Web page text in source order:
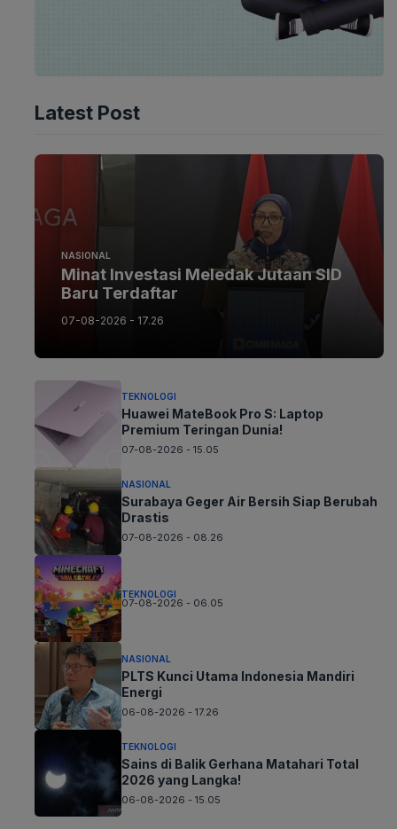
Latest Post
NASIONAL
Minat Investasi Meledak Jutaan SID
Baru Terdaftar
07-08-2026 - 17.26
TEKNOLOGI
Huawei MateBook Pro S: Laptop
Premium Teringan Dunia!
07-08-2026 - 15.05
NASIONAL
Surabaya Geger Air Bersih Siap Berubah
Drastis
07-08-2026 - 08.26
TEKNOLOGI
07-08-2026 - 06.05
NASIONAL
PLTS Kunci Utama Indonesia Mandiri
Energi
06-08-2026 - 17.26
TEKNOLOGI
Sains di Balik Gerhana Matahari Total
2026 yang Langka!
06-08-2026 - 15.05